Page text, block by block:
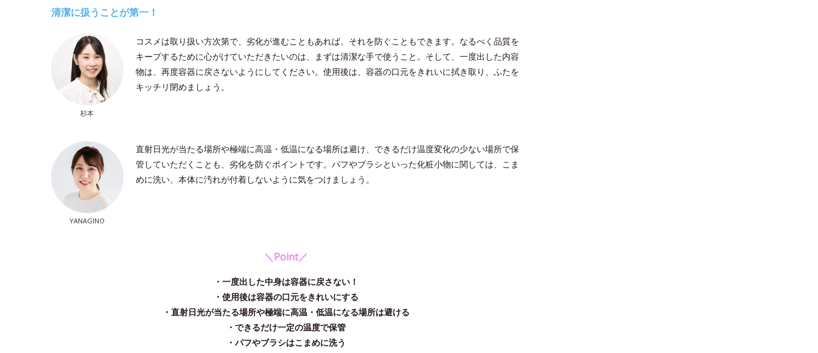
清潔に扱うことが第一！
杉本
コスメは取り扱い方次第で、劣化が進むこともあれば、それを防ぐこともできます。なるべく品質を
キープするために心がけていただきたいのは、まずは清潔な手で使うこと。そして、一度出した内容
物は、再度容器に戻さないようにしてください。使用後は、容器の口元をきれいに拭き取り、ふたを
キッチリ閉めましょう。
YANAGINO
直射日光が当たる場所や極端に高温・低温になる場所は避け、できるだけ温度変化の少ない場所で保
管していただくことも、劣化を防ぐポイントです。パフやブラシといった化粧小物に関しては、こま
めに洗い、本体に汚れが付着しないように気をつけましょう。
＼Point／
・一度出した中身は容器に戻さない！
・使用後は容器の口元をきれいにする
・直射日光が当たる場所や極端に高温・低温になる場所は避ける
・できるだけ一定の温度で保管
・パフやブラシはこまめに洗う